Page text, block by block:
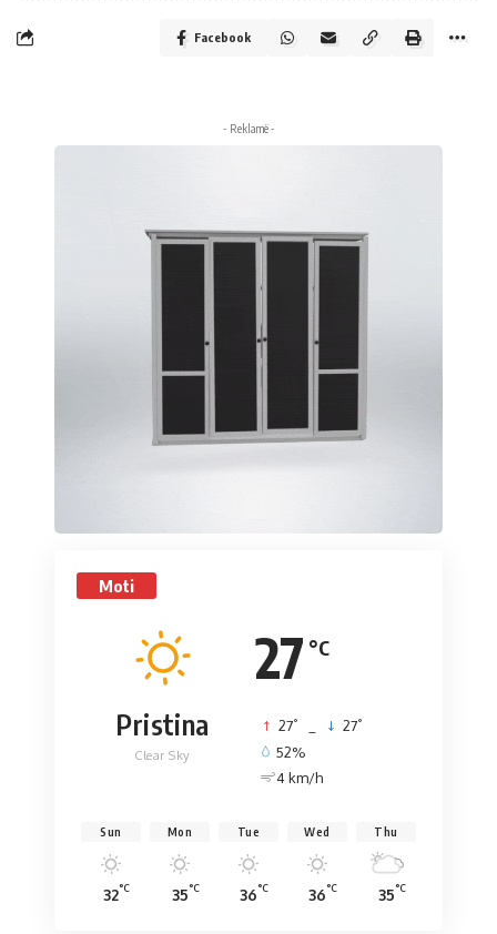
Facebook
- Reklamë -
Moti
27 °C
Pristina
Clear Sky
27° 27°
52%
4 km/h
Sun
32°C
Mon
35°C
Tue
36°C
Wed
36°C
Thu
35°C